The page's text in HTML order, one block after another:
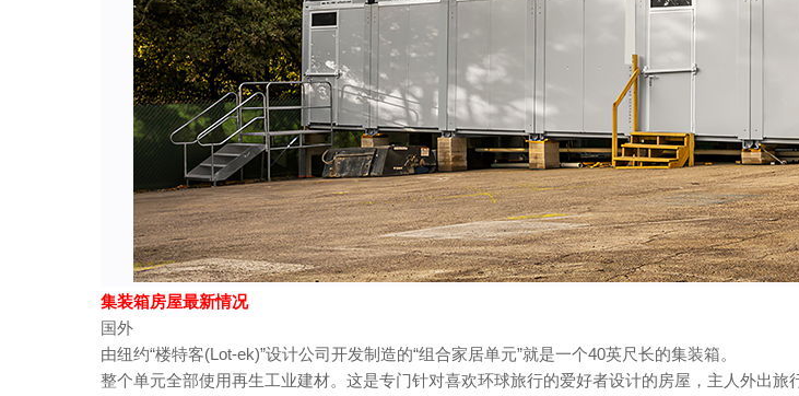
集装箱房屋最新情况
国外
由纽约“楼特客(Lot-ek)”设计公司开发制造的“组合家居单元”就是一个40英尺长的集装箱。
整个单元全部使用再生工业建材。这是专门针对喜欢环球旅行的爱好者设计的房屋，主人外出旅